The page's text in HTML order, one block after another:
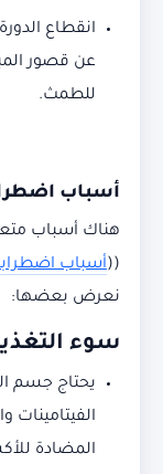
انقطاع
عن قصور
للطمث.
أسباب
هناك أسباب
((أسباب
نعرض بعضها:
سوء
يحتاج جسم
الفيتامينات
المضادة